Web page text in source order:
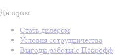
Дилерам
Стать дилером
Условия сотрудничества
Выгоды работы с Покрофф